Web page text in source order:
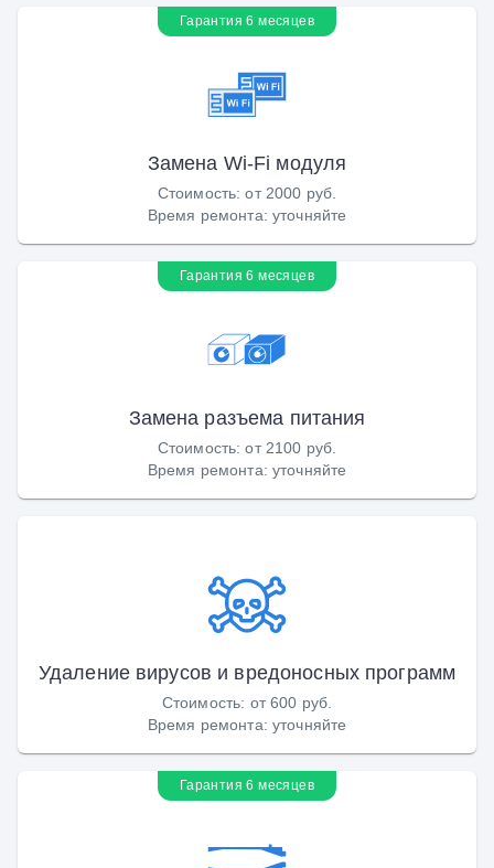
Гарантия 6 месяцев
Замена Wi-Fi модуля
Стоимость:от 2000 руб.
Время ремонта: уточняйте
Гарантия 6 месяцев
Замена разъема питания
Стоимость:от 2100 руб.
Время ремонта: уточняйте
Удаление вирусов и вредоносных программ
Стоимость: от 600 руб.
Время ремонта: уточняйте
Гарантия 6 месяцев